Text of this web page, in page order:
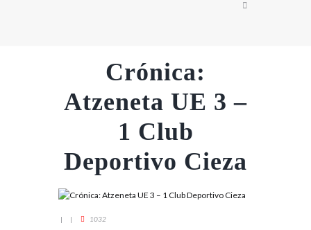
Crónica:
Atzeneta UE 3 –
1 Club
Deportivo Cieza
1032